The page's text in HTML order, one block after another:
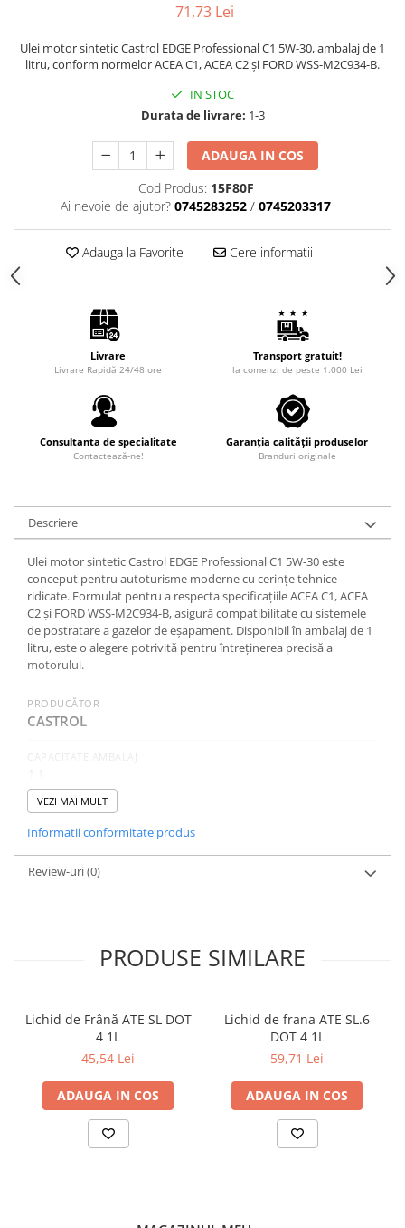
Chimice Auto
Etansanti Auto
Lubrifianti Multifunctionali
Solutii curatare componente
Spray frane/ambreiaj
Vaseline si Unsori Auto
Cosmetica Auto
Bureti,Lavete,Accesorii
Intretinere exterior
Intretinere interior
Odorizante Auto
Siguranta Auto
Kituri siguranta
0W40
10W40
5W20
5W30
5W40
Ulei Transmisie
71,73 Lei
Ulei motor sintetic Castrol EDGE Professional C1 5W-30, ambalaj de 1
litru, conform normelor ACEA C1, ACEA C2 și FORD WSS-M2C934-B.
IN STOC
Durata de livrare: 1-3
ADAUGA IN COS
Cod Produs: 15F80F
Ai nevoie de ajutor? 0745283252 / 0745203317
Adauga la Favorite Cere informatii
Livrare
Livrare Rapidă 24/48 ore
Transport gratuit!
la comenzi de peste 1.000 Lei
Consultanta de specialitate
Contactează-ne!
Garanția calității produselor
Branduri originale
Descriere
Ulei motor sintetic Castrol EDGE Professional C1 5W-30 este
conceput pentru autoturisme moderne cu cerințe tehnice
ridicate. Formulat pentru a respecta specificațiile ACEA C1, ACEA
C2 și FORD WSS-M2C934-B, asigură compatibilitate cu sistemele
de postratare a gazelor de eșapament. Disponibil în ambalaj de 1
litru, este o alegere potrivită pentru întreținerea precisă a
motorului.
PRODUCĂTOR
CASTROL
CAPACITATE AMBALAJ
SAE (VASCOZITATE)
5W-30
CATEGORIA
Autoturisme
VEZI MAI MULT
Informatii conformitate produs
Review-uri(0)
PRODUSE SIMILARE
Lichid de Frână ATE SL DOT
4 1L
45,54 Lei
ADAUGA IN COS
Lichid de frana ATE SL.6
DOT 4 1L
59,71 Lei
ADAUGA IN COS